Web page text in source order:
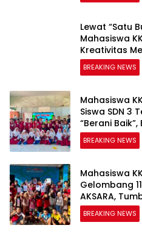
Lewat “Satu
Mahasiswa
Kreativitas
Tolo
BREAKING NEWS
Mahasiswa
Siswa SDN 3
“Berani
Bullying
BREAKING NEWS
Mahasiswa
Gelombang
AKSARA,
Melalui
BREAKING NEWS